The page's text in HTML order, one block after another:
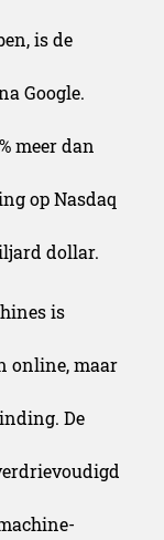
is de
Google.
meer dan
op Nasdaq
dollar.
is
online, maar
De